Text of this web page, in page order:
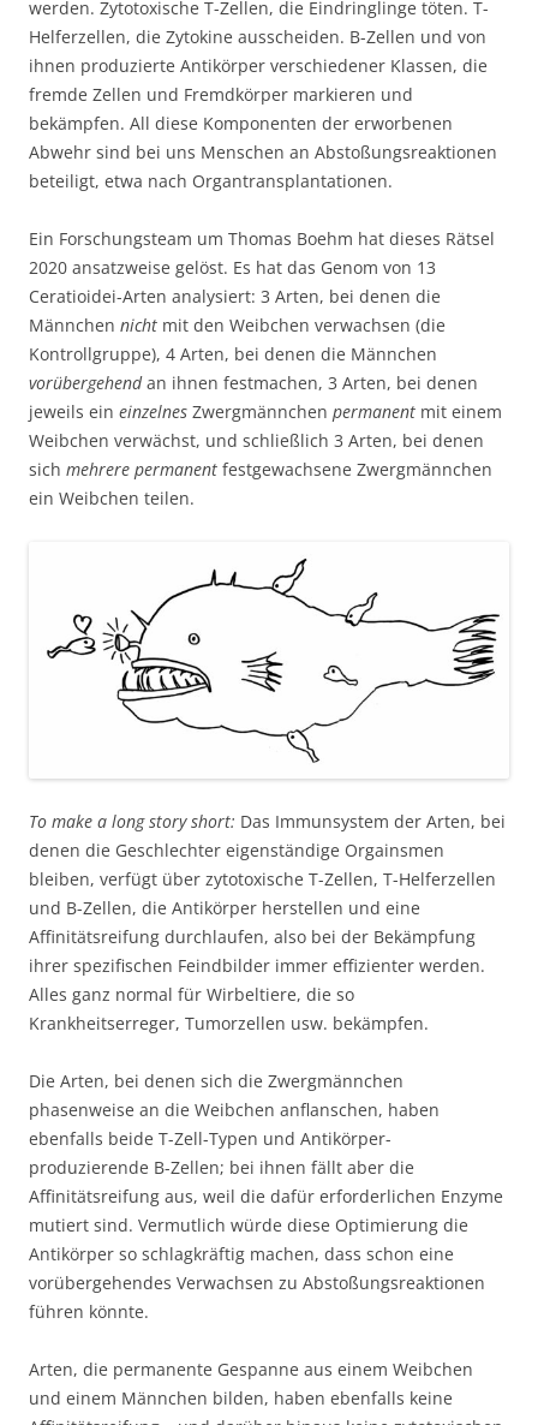
werden. Zytotoxische T-Zellen, die Eindringlinge töten. T-
Helferzellen, die Zytokine ausscheiden. B-Zellen und von
ihnen produzierte Antikörper verschiedener Klassen, die
fremde Zellen und Fremdkörper markieren und
bekämpfen. All diese Komponenten der erworbenen
Abwehr sind bei uns Menschen an Abstoßungsreaktionen
beteiligt, etwa nach Organtransplantationen.
Ein Forschungsteam um Thomas Boehm hat dieses Rätsel
2020 ansatzweise gelöst. Es hat das Genom von 13
Ceratioidei-Arten analysiert: 3 Arten, bei denen die
Männchen nicht mit den Weibchen verwachsen (die
Kontrollgruppe), 4 Arten, bei denen die Männchen
vorübergehendan ihnen festmachen, 3 Arten, bei denen
jeweils ein einzelnes Zwergmännchen permanent mit einem
Weibchen verwächst, und schließlich 3 Arten, bei denen
sich mehrere permanent festgewachsene Zwergmännchen
ein Weibchen teilen.
To make a long story short: Das Immunsystem der Arten, bei
denen die Geschlechter eigenständige Orgainsmen
bleiben, verfügt über zytotoxische T-Zellen, T-Helferzellen
und B-Zellen, die Antikörper herstellen und eine
Affinitätsreifung durchlaufen, also bei der Bekämpfung
ihrer spezifischen Feindbilder immer effizienter werden.
Alles ganz normal für Wirbeltiere, die so
Krankheitserreger, Tumorzellen usw. bekämpfen.
Die Arten, bei denen sich die Zwergmännchen
phasenweise an die Weibchen anflanschen, haben
ebenfalls beide T-Zell-Typen und Antikörper-
produzierende B-Zellen; bei ihnen fällt aber die
Affinitätsreifung aus, weil die dafür erforderlichen Enzyme
mutiert sind. Vermutlich würde diese Optimierung die
Antikörper so schlagkräftig machen, dass schon eine
vorübergehendes Verwachsen zu Abstoßungsreaktionen
führen könnte.
Arten, die permanente Gespanne aus einem Weibchen
und einem Männchen bilden, haben ebenfalls keine